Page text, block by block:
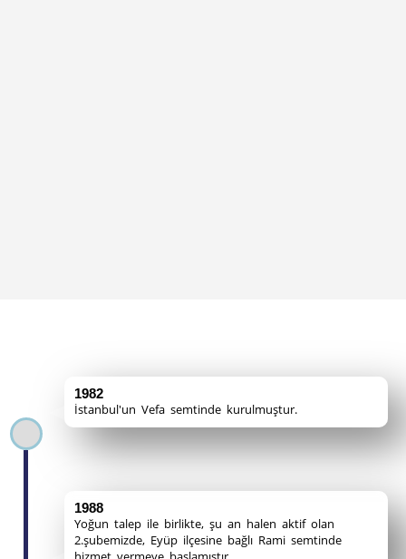
1982
İstanbul'un Vefa semtinde kurulmuştur.
1988
Yoğun talep ile birlikte, şu an halen aktif olan
2.şubemizde, Eyüp ilçesine bağlı Rami semtinde